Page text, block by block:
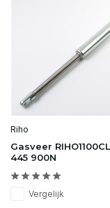
Riho
Gasveer
445 900N
Vergelijk